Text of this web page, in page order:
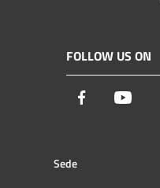
FOLLOW US ON
Facebook
Sede